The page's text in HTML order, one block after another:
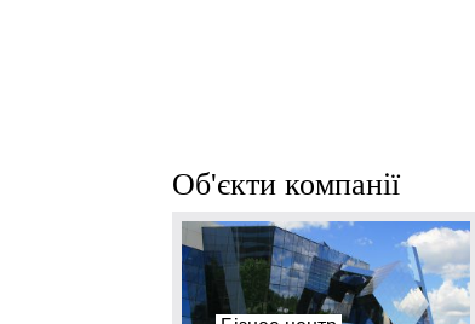
Об'єкти компанії